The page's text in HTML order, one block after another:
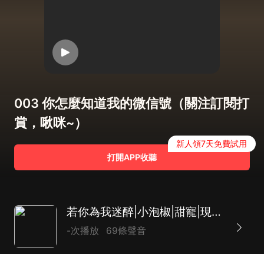
003 你怎麼知道我的微信號（關注訂閱打
賞，啾咪~）
打開APP收聽
新人領7天免費試用
若你為我迷醉|小泡椒|甜寵|現代言情|一念劇社
-次播放 69條聲音